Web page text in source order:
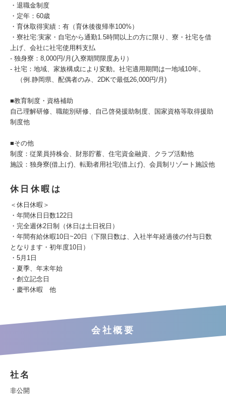
・退職金制度
・定年：60歳
・育休取得実績：有（育休後復帰率100%）
・寮社宅:実家・自宅から通勤1.5時間以上の方に限り、寮・社宅を借
上げ、会社に社宅使用料支払
- 独身寮：8,000円/月(入寮期間限度あり）
- 社宅：地域、家族構成により変動。社宅適用期間は一地域10年。
（例.静岡県、配偶者のみ、2DKで最低26,000円/月)
■教育制度・資格補助
自己理解研修、職能別研修、自己啓発援助制度、国家資格等取得援助
制度他
■その他
制度：従業員持株会、財形貯蓄、住宅資金融資、クラブ活動他
施設：独身寮(借上げ)、転勤者用社宅(借上げ)、会員制リゾート施設他
休日休暇は
＜休日休暇＞
・年間休日日数122日
・完全週休2日制（休日は土日祝日）
・年間有給休暇10日~20日（下限日数は、入社半年経過後の付与日数
となります・初年度10日）
・5月1日
・夏季、年末年始
・創立記念日
・慶弔休暇 他
会社概要
社名
非公開